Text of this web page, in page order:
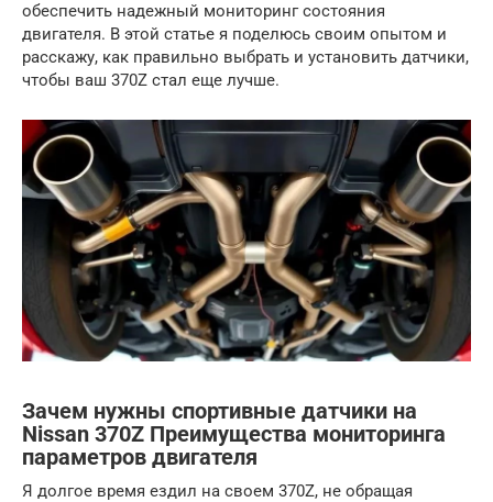
обеспечить надежный мониторинг состояния
двигателя. В этой статье я поделюсь своим опытом и
расскажу, как правильно выбрать и установить датчики,
чтобы ваш 370Z стал еще лучше.
Зачем нужны спортивные датчики на
Nissan 370Z Преимущества мониторинга
параметров двигателя
Я долгое время ездил на своем 370Z, не обращая